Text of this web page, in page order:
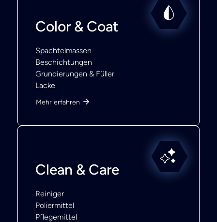
Color & Coat
Spachtelmassen
Beschichtungen
Grundierungen & Füller
Lacke
Mehr erfahren
Clean & Care
Reiniger
Poliermittel
Pflegemittel